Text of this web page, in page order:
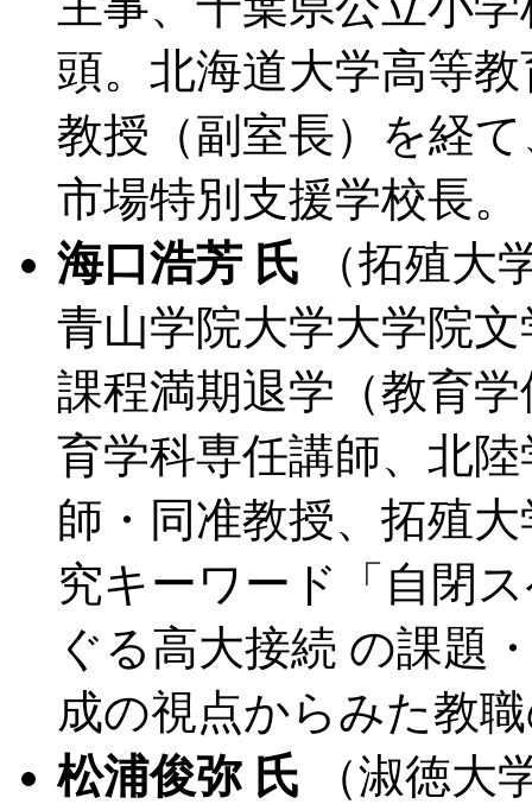
頭。北海道大学高等
教授（副室長）を経
市場特別支援学校長。
海口浩芳 氏 （拓殖大
青山学院大学大学院
課程満期退学（教育
育学科専任講師、北
師・同准教授、拓殖
究キーワード「自閉
ぐる高大接続 の課題
成の視点からみた教
松浦俊弥 氏 （淑徳大